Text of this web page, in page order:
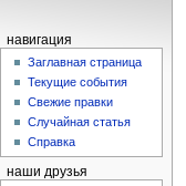
навигация
Заглавная страница
Текущие события
Свежие правки
Случайная статья
Справка
наши друзья